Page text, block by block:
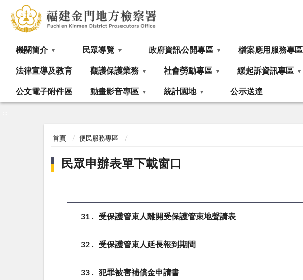
機關簡介 民眾導覽 政府資訊公開專區 檔案應用服務專區
法律宣導及教育 觀護保護業務 社會勞動專區 緩起訴資訊專區
公文電子附件區 動畫影音專區 統計園地 公示送達
首頁 便民服務專區
民眾申辦表單下載窗口
31 受保護管束人離開受保護管束地聲請表
32 受保護管束人延長報到期間
33 犯罪被害補償金申請書